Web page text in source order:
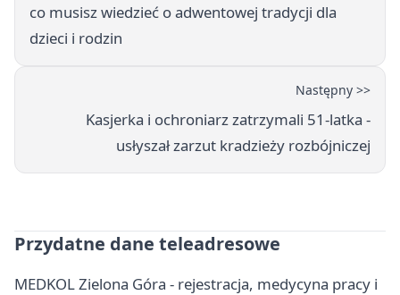
co musisz wiedzieć o adwentowej tradycji dla
dzieci i rodzin
Następny >>
Kasjerka i ochroniarz zatrzymali 51-latka -
usłyszał zarzut kradzieży rozbójniczej
Przydatne dane teleadresowe
MEDKOL Zielona Góra - rejestracja, medycyna pracy i